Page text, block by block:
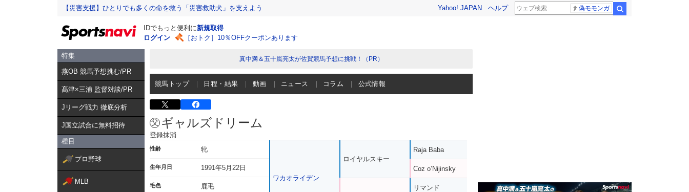
【災害支援】ひとりでも多くの命を救う「災害救助犬」を支えよう Yahoo! JAPAN ヘルプ 偽モモンガ
IDでもっと便利に新規取得
ログイン
［おトク］10％OFFクーポンあります
特集
燕OB 競馬予想挑む/PR
髙津×三浦 監督対談/PR
Jリーグ戦力 徹底分析
J国立試合に無料招待
種目
プロ野球
MLB
真中満＆五十嵐亮太が佐賀競馬予想に挑戦！（PR）
競馬トップ 日程・結果 動画 ニュース コラム 公式情報
ギャルズドリーム
登録抹消
性齢 牝
生年月日 1991年5月22日
毛色 鹿毛
ワカオライデン
ロイヤルスキー
Raja Baba
Coz o’Nijinsky
リマンド